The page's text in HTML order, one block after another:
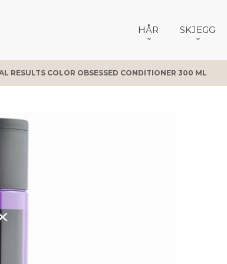
HÅR SKJEGG
RESULTS COLOR OBSESSED CONDITIONER 300 ML